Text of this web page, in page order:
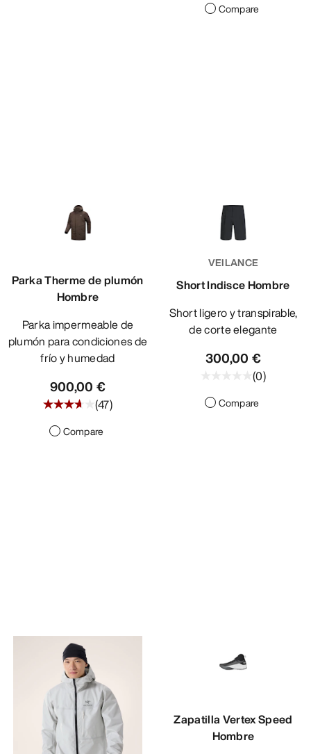
Compare
Parka Therme de plumón
Hombre
Parka impermeable de
plumón para condiciones de
frío y humedad
900,00 €
(47)
Compare
VEILANCE
Short Indisce Hombre
Short ligero y transpirable,
de corte elegante
300,00 €
(0)
Compare
Zapatilla Vertex Speed
Hombre